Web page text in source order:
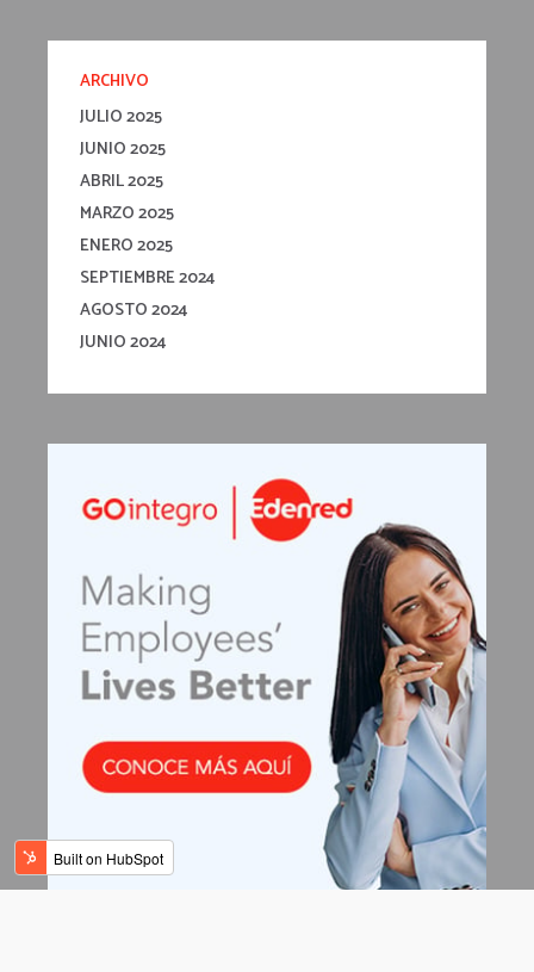
ARCHIVO
JULIO 2025
JUNIO 2025
ABRIL 2025
MARZO 2025
ENERO 2025
SEPTIEMBRE 2024
AGOSTO 2024
JUNIO 2024